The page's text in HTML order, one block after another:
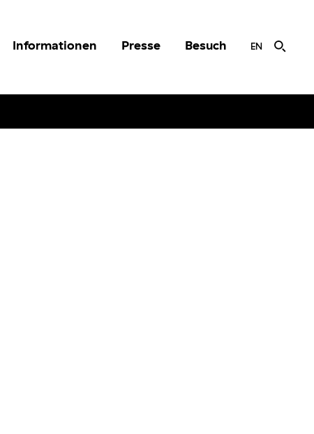
Informationen Presse Besuch EN